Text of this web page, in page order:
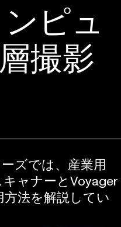
ンピュ
撮影
ズでは、産業用
ャナーとVoyager
法を解説してい